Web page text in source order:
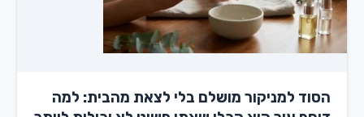
הסוד למניקור מושלם בלי לצאת מהבית: למה